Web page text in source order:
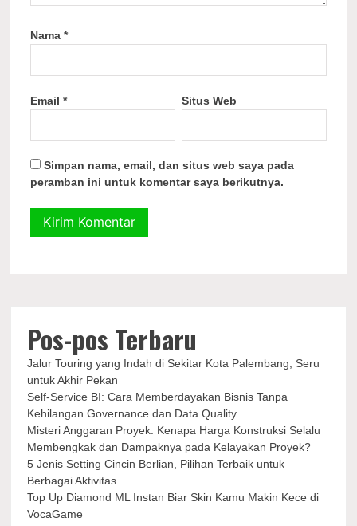
Nama*
Email* Situs Web
Simpan nama, email, dan situs web saya pada
peramban ini untuk komentar saya berikutnya.
Pos-pos Terbaru
Jalur Touring yang Indah di Sekitar Kota Palembang, Seru
untuk Akhir Pekan
Self-Service BI: Cara Memberdayakan Bisnis Tanpa
Kehilangan Governance dan Data Quality
Misteri Anggaran Proyek: Kenapa Harga Konstruksi Selalu
Membengkak dan Dampaknya pada Kelayakan Proyek?
5 Jenis Setting Cincin Berlian, Pilihan Terbaik untuk
Berbagai Aktivitas
Top Up Diamond ML Instan Biar Skin Kamu Makin Kece di
VocaGame